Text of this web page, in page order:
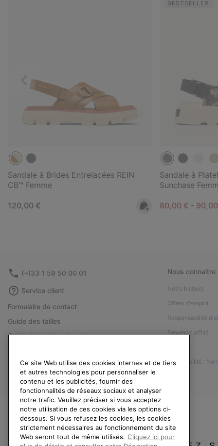
Sandale à Brides Entrelacées REIN
CB™ Femme
Regular price:
120,00 €
BESTSELLER
Sandale à
Sunchase
Minimum sale
80,00 € -
(+)33 1 59 50 00 01
Service client
Formulaire de contact
Guide des tailles
Guide d'entretien des chaussures
Rétractation
Statut de la commande
Livraison
Paiement
Questions fréquentes
Nous connaitre
Notre histoire
Offres d'emploi
Responsabilité
Devenez affilié
Accessibilité :
Ce site Web utilise des cookies internes et de tiers
et autres technologies pour personnaliser le
contenu et les publicités, fournir des
fonctionnalités de réseaux sociaux et analyser
notre trafic. Veuillez préciser si vous acceptez
notre utilisation de ces cookies via les options ci-
dessous. Si vous refusez les cookies, les cookies
strictement nécessaires au fonctionnement du site
Web seront tout de même utilisés. Cliquez ici pour